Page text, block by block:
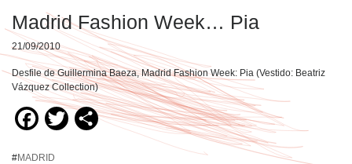
Madrid Fashion Week… Pia
21/09/2010
Desfile de Guillermina Baeza, Madrid Fashion Week: Pia (Vestido: Beatriz
Vázquez Collection)
Facebook
TwitterCompartir
#MADRID